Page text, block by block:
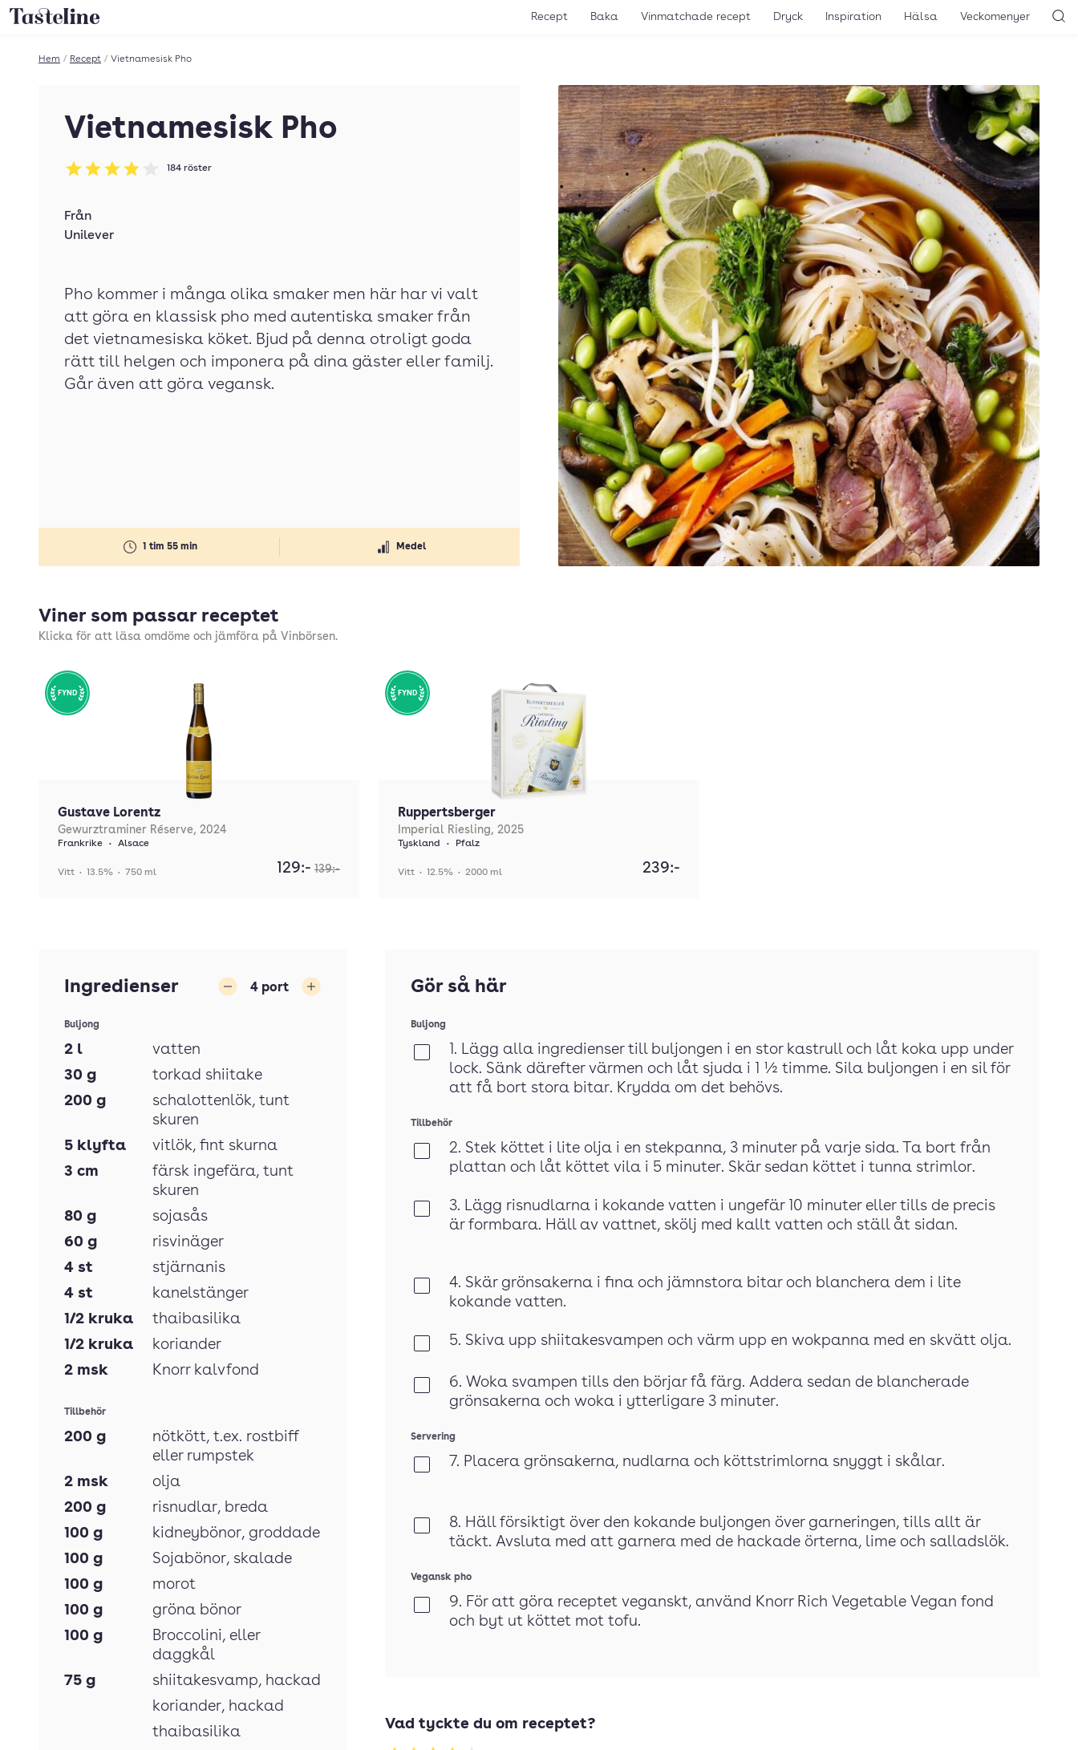
Till Tastelines startsida Recept Baka Vinmatchade recept Dryck Inspiration Hälsa Veckomenyer
Hem / Recept / Vietnamesisk Pho
Vietnamesisk Pho
Betyg: 3.91 av 5
184 röster
1 tim 55 min Medel
Från
Unilever
Pho kommer i många olika smaker men här har vi valt
att göra en klassisk pho med autentiska smaker från
det vietnamesiska köket. Bjud på denna otroligt goda
rätt till helgen och imponera på dina gäster eller familj.
Går även att göra vegansk.
Viner som passar receptet
Klicka för att läsa omdöme och jämföra på Vinbörsen.
FYND
Gustave Lorentz
Gewurztraminer Réserve, 2024
Frankrike • Alsace
Vitt • 13.5% • 750 ml 129:- 139:-
FYND
Ruppertsberger
Imperial Riesling, 2025
Tyskland • Pfalz
Vitt • 12.5% • 2000 ml 239:-
Ingredienser 4 port
Buljong
2 l
vatten
30 g
torkad shiitake
200 g schalottenlök, tunt
skuren
5 klyfta vitlök, fint skurna
3 cm färsk ingefära, tunt
skuren
80 g
sojasås
60 g
risvinäger
4 st
stjärnanis
4 st
kanelstänger
1/2 kruka
thaibasilika
1/2 kruka
koriander
2 msk Knorr kalvfond
Tillbehör
200 g nötkött, t.ex. rostbiff
eller rumpstek
2 msk
olja
200 g risnudlar, breda
100 g kidneybönor, groddade
100 g Sojabönor, skalade
100 g
morot
100 g
gröna bönor
100 g Broccolini, eller
daggkål
75 g shiitakesvamp, hackad
koriander, hackad
thaibasilika
Gör så här
Buljong
1. Lägg alla ingredienser till buljongen i en stor kastrull och låt koka upp under
lock. Sänk därefter värmen och låt sjuda i 1 ½ timme. Sila buljongen i en sil för
att få bort stora bitar. Krydda om det behövs.
Tillbehör
2. Stek köttet i lite olja i en stekpanna, 3 minuter på varje sida. Ta bort från
plattan och låt köttet vila i 5 minuter. Skär sedan köttet i tunna strimlor.
3. Lägg risnudlarna i kokande vatten i ungefär 10 minuter eller tills de precis
är formbara. Häll av vattnet, skölj med kallt vatten och ställ åt sidan.
4. Skär grönsakerna i fina och jämnstora bitar och blanchera dem i lite
kokande vatten.
5. Skiva upp shiitakesvampen och värm upp en wokpanna med en skvätt olja.
6. Woka svampen tills den börjar få färg. Addera sedan de blancherade
grönsakerna och woka i ytterligare 3 minuter.
Servering
7. Placera grönsakerna, nudlarna och köttstrimlorna snyggt i skålar.
8. Häll försiktigt över den kokande buljongen över garneringen, tills allt är
täckt. Avsluta med att garnera med de hackade örterna, lime och salladslök.
Vegansk pho
9. För att göra receptet veganskt, använd Knorr Rich Vegetable Vegan fond
och byt ut köttet mot tofu.
Vad tyckte du om receptet?